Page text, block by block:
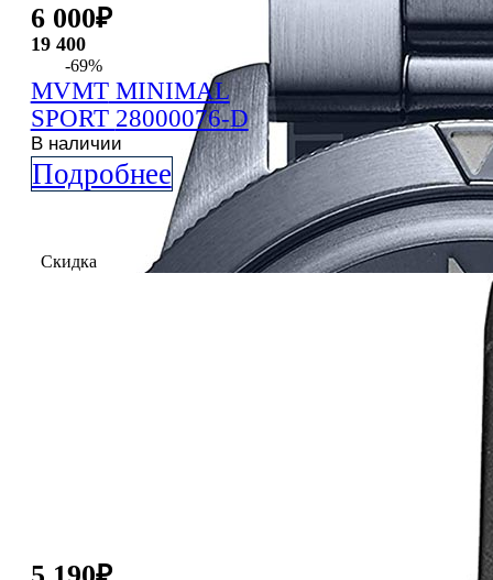
6 000₽
19 400
-69%
MVMTMINIMAL
SPORT 28000076-D
В наличии
Подробнее
Скидка